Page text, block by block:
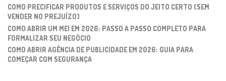
COMO PRECIFICAR PRODUTOS E SERVIÇOS DO JEITO CERTO (SEM
VENDER NO PREJUÍZO)
COMO ABRIR UM MEI EM 2026: PASSO A PASSO COMPLETO PARA
FORMALIZAR SEU NEGÓCIO
COMO ABRIR AGÊNCIA DE PUBLICIDADE EM 2026: GUIA PARA
COMEÇAR COM SEGURANÇA